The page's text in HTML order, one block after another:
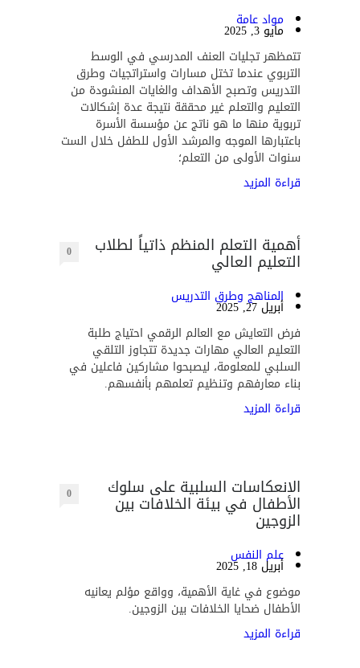
مواد عامة
مايو 3, 2025
تتمظهر تجليات العنف المدرسي في الوسط
التربوي عندما تختل مسارات واستراتجيات وطرق
التدريس وتصبح الأهداف والغايات المنشودة من
التعليم والتعلم غير محققة نتيجة عدة إشكالات
تربوية منها ما هو ناتج عن مؤسسة الأسرة
باعتبارها الموجه والمرشد الأول للطفل خلال الست
سنوات الأولى من التعلم؛
قراءة المزيد
أهمية التعلم المنظم ذاتياً لطلاب
التعليم العالي 0
المناهج وطرق التدريس
أبريل 27, 2025
فرض التعايش مع العالم الرقمي احتياج طلبة
التعليم العالي مهارات جديدة تتجاوز التلقي
السلبي للمعلومة، ليصبحوا مشاركين فاعلين في
بناء معارفهم وتنظيم تعلمهم بأنفسهم.
قراءة المزيد
الانعكاسات السلبية على سلوك
الأطفال في بيئة الخلافات بين
الزوجين
0
علم النفس
أبريل 18, 2025
موضوع في غاية الأهمية، وواقع مؤلم يعانيه
الأطفال ضحايا الخلافات بين الزوجين.
قراءة المزيد